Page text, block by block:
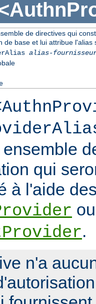
de directives qui
de base et lui attribue l'alias
alias-
qui
à l'aide
ou
.
n'a